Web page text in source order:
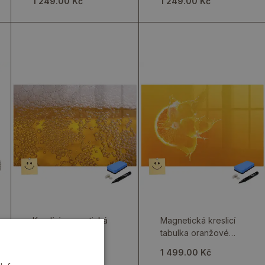
kávou
Kreslící magnetická
Magnetická kreslicí
tabulka oranžové
1 499.00 Kč